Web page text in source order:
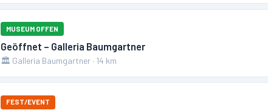
MUSEUM OFFEN
Geöffnet – Galleria Baumgartner
🏛️ Galleria Baumgartner · 14 km
FEST/EVENT